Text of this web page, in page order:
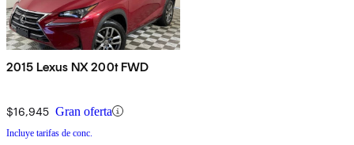
2015 Lexus NX 200t FWD
$16,945 Gran oferta
Incluye tarifas de conc.